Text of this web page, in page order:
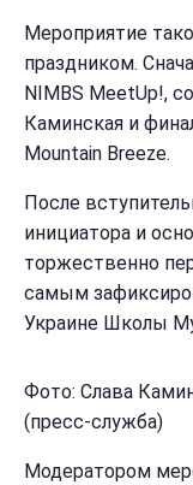
Мероприятие
праздником.
NIMBS MeetUp!,
Каминская и
Mountain Breeze.
После
инициатора и
торжественно
самым
Украине Школы
Фото: Слава
(пресс-служба)
Модератором